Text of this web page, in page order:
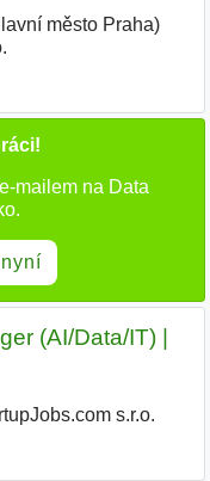
město Praha)|
mailem na Data
(AI/Data/IT) |
s.r.o.